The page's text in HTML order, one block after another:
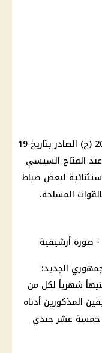
نشرت الجريدة الرسمية في عددها رقم 20 (ج) الصادر بتاريخ 19
عبد الفتاح السيسي
استثنائية لبعض ضباط
المسلحة.
الجديد:
مكافأة استثنائية قدرها 1495 جنيهاً شهرياً لكل من
المذكورين أدناه
خمسة عشر حندي